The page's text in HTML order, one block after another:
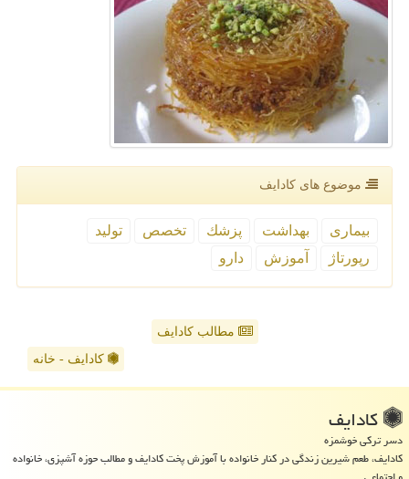
موضوع های كادایف
بیماری بهداشت پزشك تخصص
تولید
رپورتاژ
آموزش دارو
مطالب کادایف
کادایف - خانه
كادایف
دسر ترکی خوشمزه
کادایف، طعم شیرین زندگی در کنار خانواده با آموزش پخت کادایف و مطالب حوزه آشپزی، خانواده